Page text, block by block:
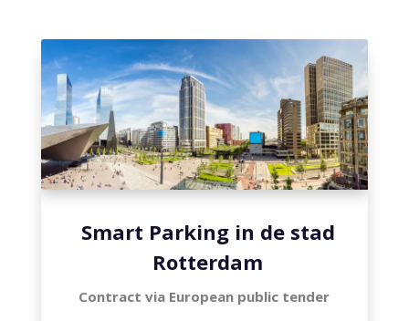
Smart Parking in de stad
Rotterdam
Contract via European public tender